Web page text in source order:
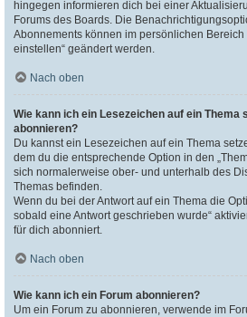
hingegen informieren dich bei einer
Forums des Boards. Die
Abonnements können im persönlichen
einstellen“ geändert werden.
Nach oben
Wie kann ich ein Lesezeichen auf ein Thema
abonnieren?
Du kannst ein Lesezeichen auf ein Thema
dem du die entsprechende Option in den
sich normalerweise ober- und unterhalb des
Themas befinden.
Wenn du bei der Antwort auf ein Thema die
sobald eine Antwort geschrieben wurde“
für dich abonniert.
Nach oben
Wie kann ich ein Forum abonnieren?
Um ein Forum zu abonnieren, verwende im